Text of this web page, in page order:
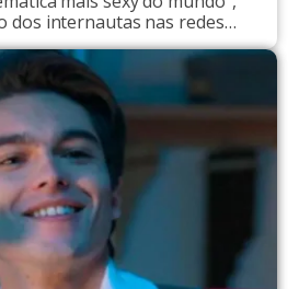
dos internautas nas redes
após ter publicado um
completamente nu. Na
doutor em Engenharia, que
na plataforma de conteúdo
com […]